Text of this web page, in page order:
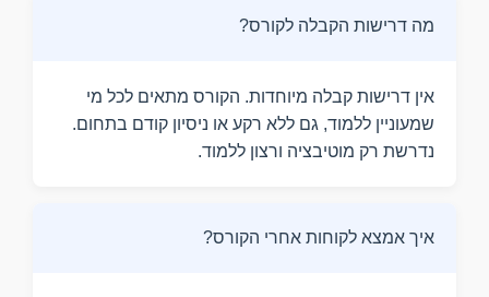
מה דרישות הקבלה לקורס?
אין דרישות קבלה מיוחדות. הקורס מתאים לכל מי
שמעוניין ללמוד, גם ללא רקע או ניסיון קודם בתחום.
נדרשת רק מוטיבציה ורצון ללמוד.
איך אמצא לקוחות אחרי הקורס?